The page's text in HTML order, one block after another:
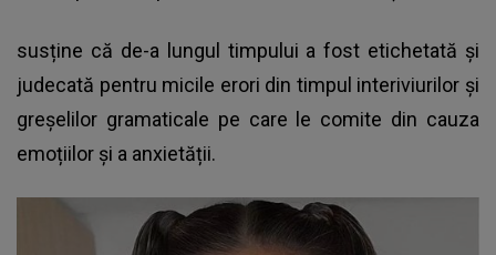
susține că de-a lungul timpului a fost etichetată și
judecată pentru micile erori din timpul interiviurilor și
greșelilor gramaticale pe care le comite din cauza
emoțiilor și a anxietății.